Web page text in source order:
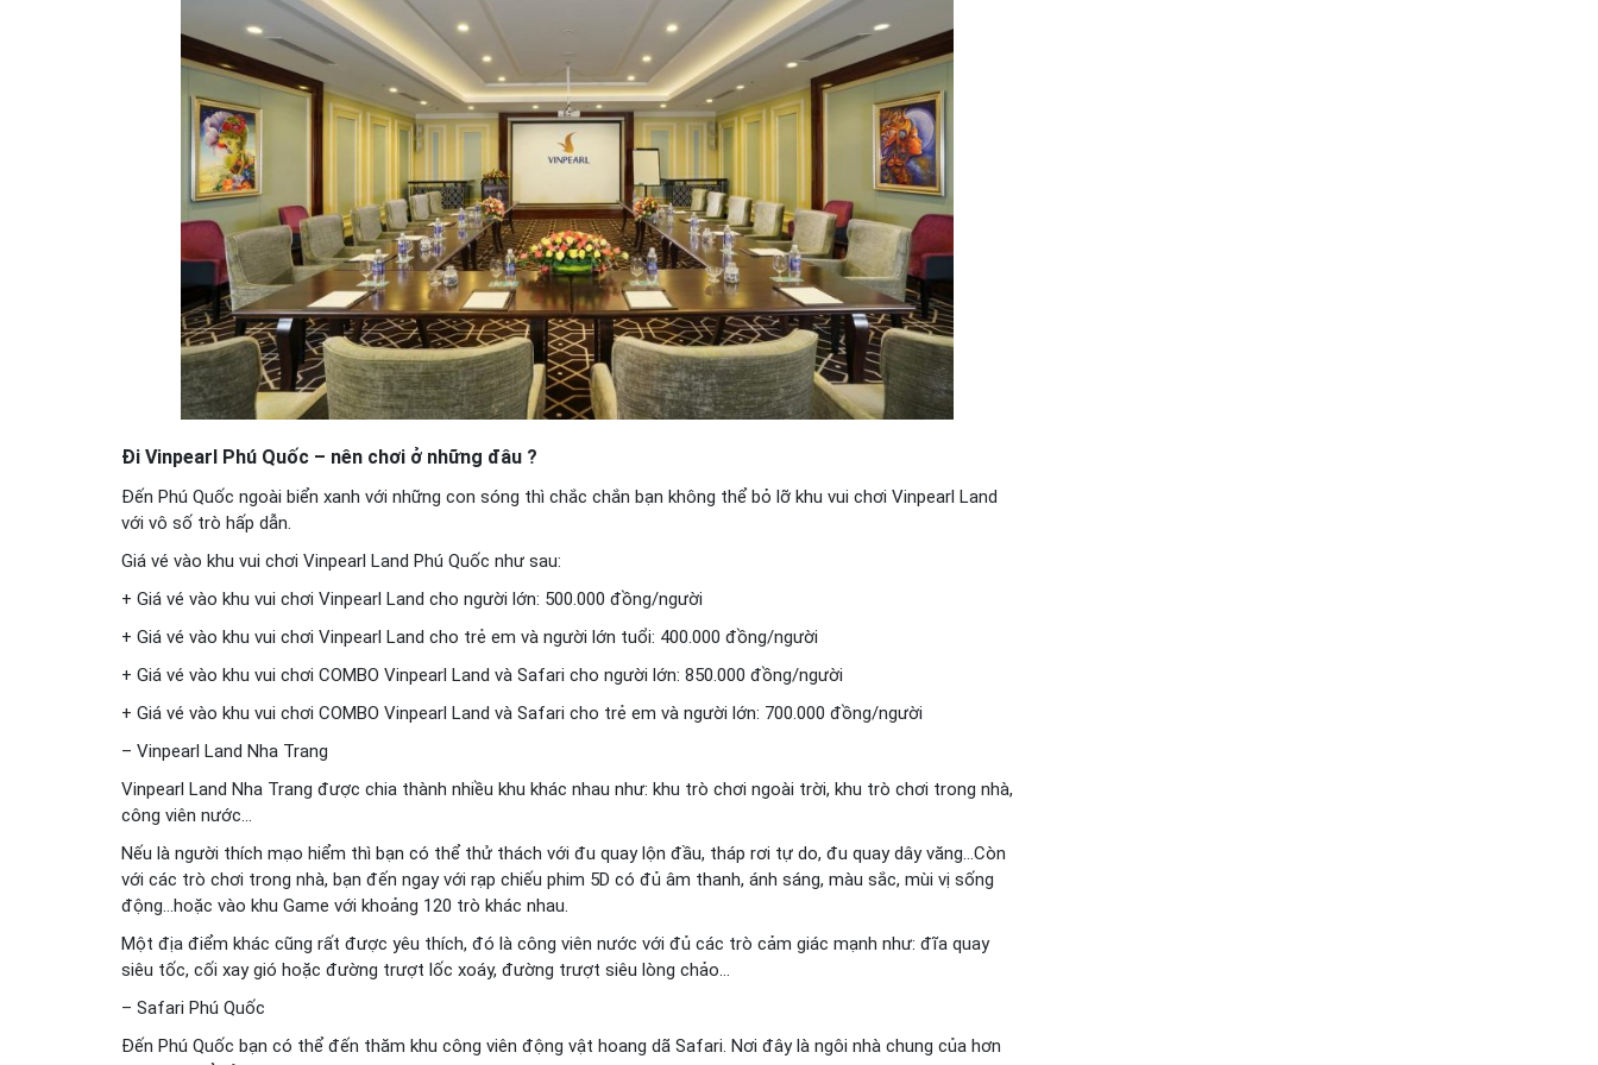
Đi Vinpearl Phú Quốc – nên chơi ở những đâu ?
Đến Phú Quốc ngoài biển xanh với những con sóng thì chắc chắn bạn không thể bỏ lỡ khu vui chơi Vinpearl Land
với vô số trò hấp dẫn.
Giá vé vào khu vui chơi Vinpearl Land Phú Quốc như sau:
+ Giá vé vào khu vui chơi Vinpearl Land cho người lớn: 500.000 đồng/người
+ Giá vé vào khu vui chơi Vinpearl Land cho trẻ em và người lớn tuổi: 400.000 đồng/người
+ Giá vé vào khu vui chơi COMBO Vinpearl Land và Safari cho người lớn: 850.000 đồng/người
+ Giá vé vào khu vui chơi COMBO Vinpearl Land và Safari cho trẻ em và người lớn: 700.000 đồng/người
– Vinpearl Land Nha Trang
Vinpearl Land Nha Trang được chia thành nhiều khu khác nhau như: khu trò chơi ngoài trời, khu trò chơi trong nhà,
công viên nước…
Nếu là người thích mạo hiểm thì bạn có thể thử thách với đu quay lộn đầu, tháp rơi tự do, đu quay dây văng…Còn
với các trò chơi trong nhà, bạn đến ngay với rạp chiếu phim 5D có đủ âm thanh, ánh sáng, màu sắc, mùi vị sống
động…hoặc vào khu Game với khoảng 120 trò khác nhau.
Một địa điểm khác cũng rất được yêu thích, đó là công viên nước với đủ các trò cảm giác mạnh như: đĩa quay
siêu tốc, cối xay gió hoặc đường trượt lốc xoáy, đường trượt siêu lòng chảo…
– Safari Phú Quốc
Đến Phú Quốc bạn có thể đến thăm khu công viên động vật hoang dã Safari. Nơi đây là ngôi nhà chung của hơn